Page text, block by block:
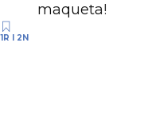
maqueta!
1R I 2N